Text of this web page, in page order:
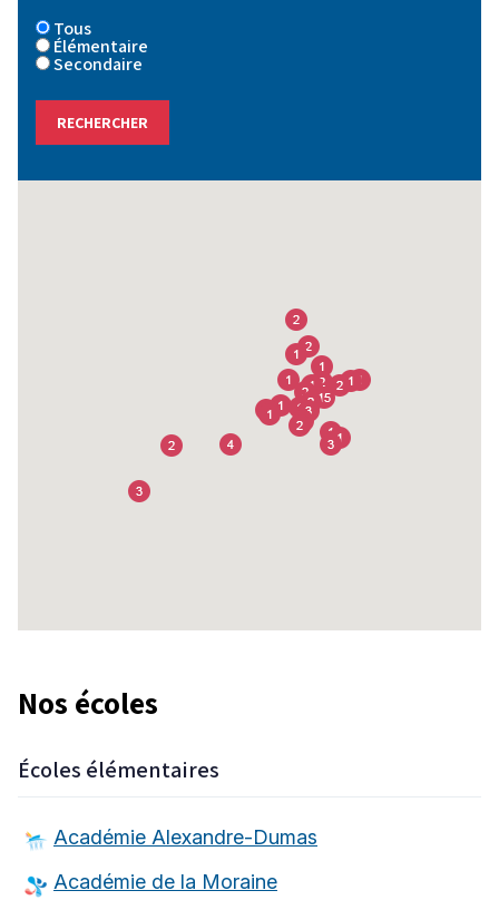
Tous
Élémentaire
Tous
Élémentaire
Secondaire
RECHERCHER
Nos écoles
Écoles élémentaires
Académie Alexandre-Dumas
Académie de la Moraine